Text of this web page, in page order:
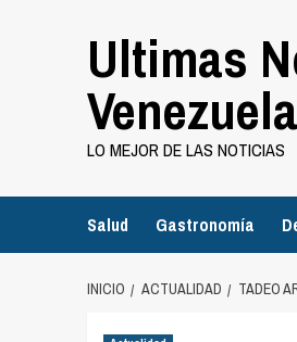
Ultimas
Venezuela
LO MEJOR DE LAS NOTICIAS
Salud Gastronomía
INICIO ACTUALIDAD TADEO